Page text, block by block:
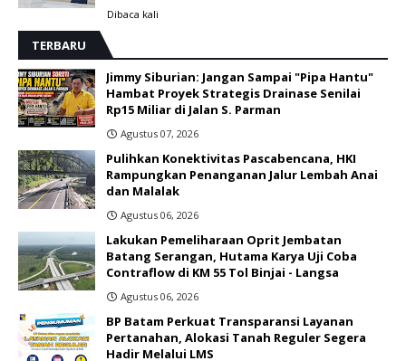
Dibaca kali
TERBARU
Jimmy Siburian: Jangan Sampai "Pipa Hantu"
Hambat Proyek Strategis Drainase Senilai
Rp15 Miliar di Jalan S. Parman
Agustus 07, 2026
Pulihkan Konektivitas Pascabencana, HKI
Rampungkan Penanganan Jalur Lembah Anai
dan Malalak
Agustus 06, 2026
Lakukan Pemeliharaan Oprit Jembatan
Batang Serangan, Hutama Karya Uji Coba
Contraflow di KM 55 Tol Binjai - Langsa
Agustus 06, 2026
BP Batam Perkuat Transparansi Layanan
Pertanahan, Alokasi Tanah Reguler Segera
Hadir Melalui LMS